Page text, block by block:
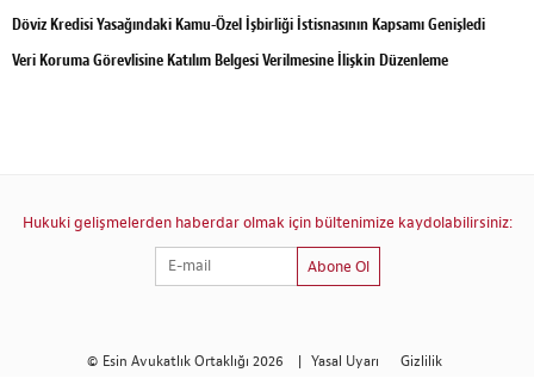
Döviz Kredisi Yasağındaki Kamu-Özel İşbirliği İstisnasının Kapsamı Genişledi
Veri Koruma Görevlisine Katılım Belgesi Verilmesine İlişkin Düzenleme
Hukuki gelişmelerden haberdar olmak için bültenimize kaydolabilirsiniz:
Abone Ol
© Esin Avukatlık Ortaklığı 2026 | Yasal Uyarı Gizlilik